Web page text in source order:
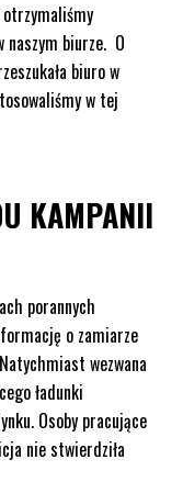
naszym biurze. O
biuro w
w tej
KAMPANII
porannych
o zamiarze
wezwana
ładunki
Osoby pracujące
nie stwierdziła